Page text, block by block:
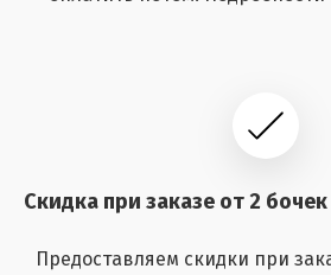
Скидка при заказе от 2 бочек
Предоставляем скидки при